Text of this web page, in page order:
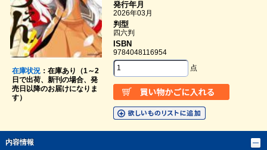
在庫状況：在庫あり（1～2
日で出荷、新刊の場合、発
売日以降のお届けになりま
す）
発行年月
2026年03月
判型
四六判
ISBN
9784048116954
点
内容情報